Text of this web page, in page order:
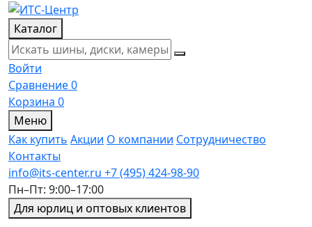
Каталог
Войти
Сравнение0
Корзина 0
Меню
Как купить Акции О компании Сотрудничество
Контакты
info@its-center.ru +7 (495) 424-98-90
Пн–Пт: 9:00–17:00
Для юрлиц и оптовых клиентов